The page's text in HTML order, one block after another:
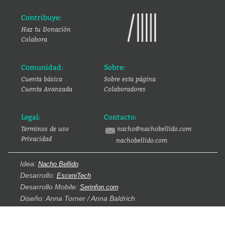
Contribuye:
Haz tu Donación
Colabora
Comunidad:
Cuenta básica
Cuenta Avanzada
Sobre:
Sobre esta página
Colaboradores
Legal:
Terminos de uso
Privacidad
Contacto:
nacho@nachobellido.com
nachobellido.com
Idea: Nacho Bellido
Desarrollo: EsceniTech
Desarrollo Mobile: Serinfon.com
Diseño: Anna Torner / Anna Baldrich